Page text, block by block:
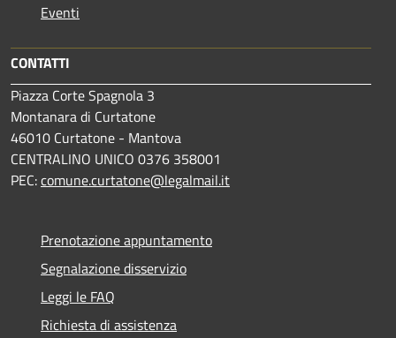
Eventi
CONTATTI
Piazza Corte Spagnola 3
Montanara di Curtatone
46010 Curtatone - Mantova
CENTRALINO UNICO 0376 358001
PEC:comune.curtatone@legalmail.it
Prenotazione appuntamento
Segnalazione disservizio
Leggi le FAQ
Richiesta di assistenza